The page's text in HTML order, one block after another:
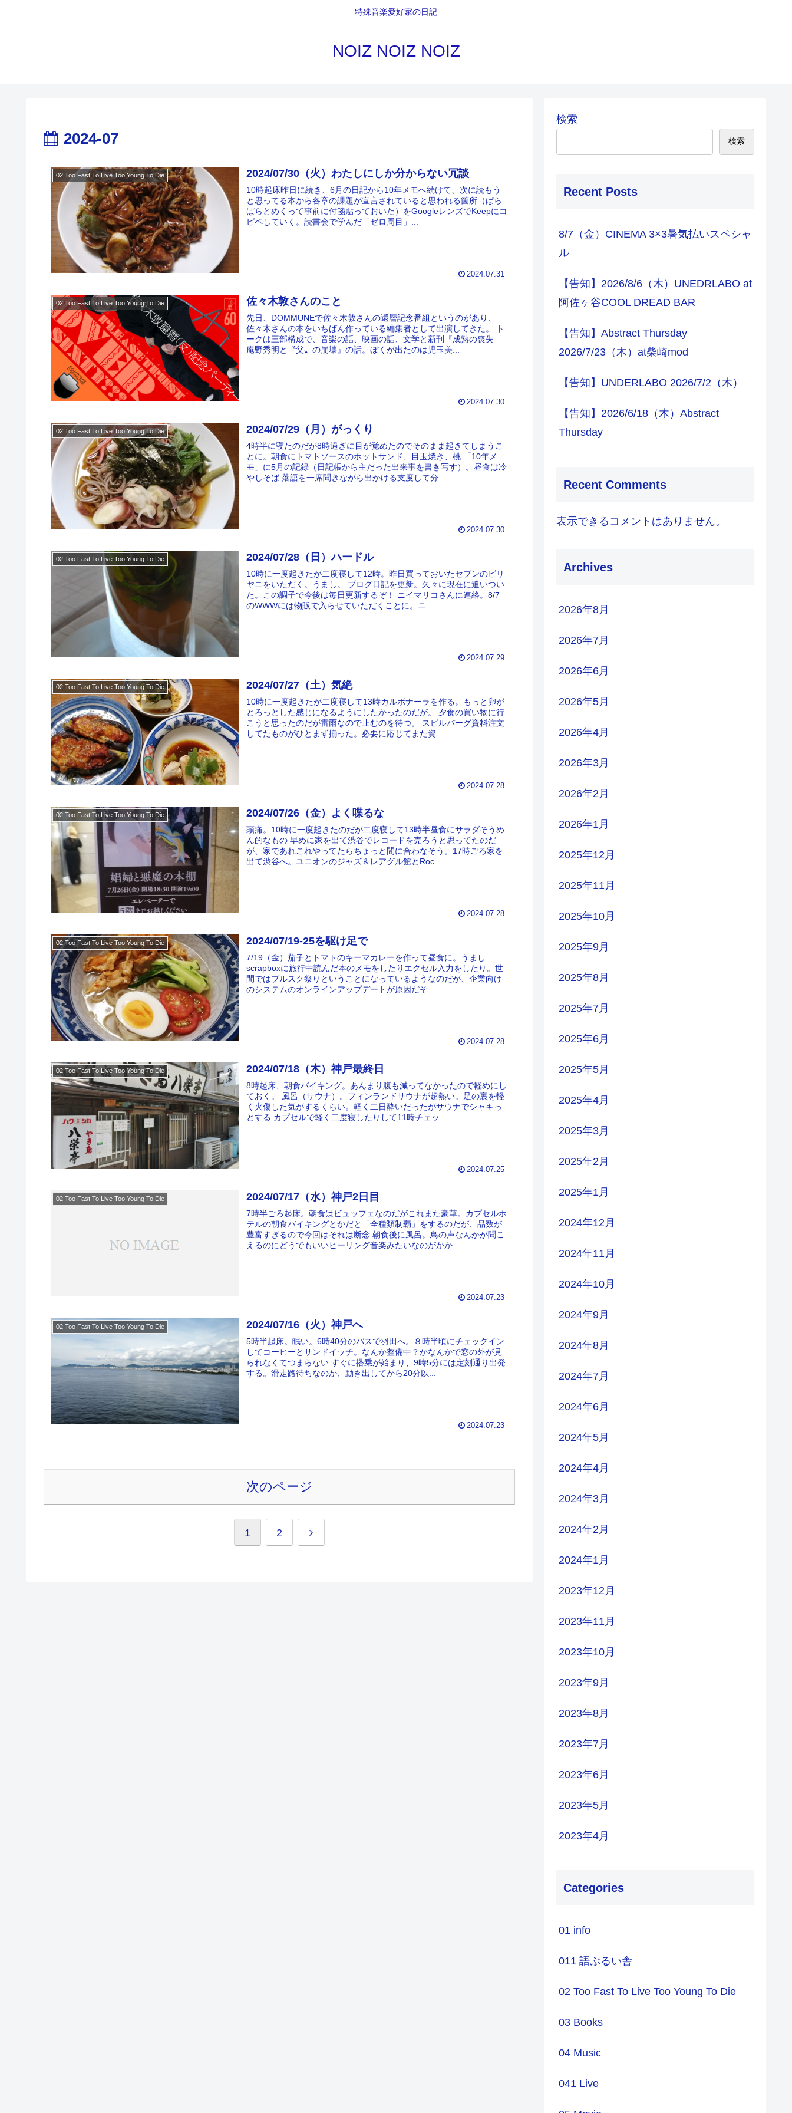
特殊音楽愛好家の日記
NOIZ NOIZ NOIZ
2024-07
02 Too Fast To Live Too Young To Die 2024/07/30（火）わたしにしか分からない冗談
10時起床昨日に続き、6月の日記から10年メモへ続けて、次に読もう
と思ってる本から各章の課題が宣言されていると思われる箇所（ぱら
ぱらとめくって事前に付箋貼っておいた）をGoogleレンズでKeepにコ
ピペしていく。読書会で学んだ「ゼロ周目」...
2024.07.31
02 Too Fast To Live Too Young To Die 佐々木敦さんのこと
先日、DOMMUNEで佐々木敦さんの還暦記念番組というのがあり、
佐々木さんの本をいちばん作っている編集者として出演してきた。 ト
ークは三部構成で、音楽の話、映画の話、文学と新刊『成熟の喪失
庵野秀明と〝父〟の崩壊』の話。ぼくが出たのは児玉美...
2024.07.30
02 Too Fast To Live Too Young To Die 2024/07/29（月）がっくり
4時半に寝たのだが8時過ぎに目が覚めたのでそのまま起きてしまうこ
とに。朝食にトマトソースのホットサンド、目玉焼き、桃 「10年メ
モ」に5月の記録（日記帳から主だった出来事を書き写す）。昼食は冷
やしそば 落語を一席聞きながら出かける支度して分...
2024.07.30
02 Too Fast To Live Too Young To Die 2024/07/28（日）ハードル
10時に一度起きたが二度寝して12時。昨日買っておいたセブンのビリ
ヤニをいただく。うまし。 ブログ日記を更新。久々に現在に追いつい
た。この調子で今後は毎日更新するぞ！ ニイマリコさんに連絡。8/7
のWWWには物販で入らせていただくことに。ニ...
2024.07.29
02 Too Fast To Live Too Young To Die 2024/07/27（土）気絶
10時に一度起きたが二度寝して13時カルボナーラを作る。もっと卵が
とろっとした感じになるようにしたかったのだが。 夕食の買い物に行
こうと思ったのだが雷雨なので止むのを待つ。 スピルバーグ資料注文
してたものがひとまず揃った。必要に応じてまた資...
2024.07.28
02 Too Fast To Live Too Young To Die 2024/07/26（金）よく喋るな
頭痛。10時に一度起きたのだが二度寝して13時半昼食にサラダそうめ
ん的なもの 早めに家を出て渋谷でレコードを売ろうと思ってたのだ
が、家であれこれやってたらちょっと間に合わなそう。17時ごろ家を
出て渋谷へ。ユニオンのジャズ＆レアグル館とRoc...
2024.07.28
02 Too Fast To Live Too Young To Die 2024/07/19-25を駆け足で
7/19（金）茄子とトマトのキーマカレーを作って昼食に。うまし
scrapboxに旅行中読んだ本のメモをしたりエクセル入力をしたり。世
間ではブルスク祭りということになっているようなのだが、企業向け
のシステムのオンラインアップデートが原因だそ...
2024.07.28
02 Too Fast To Live Too Young To Die 2024/07/18（木）神戸最終日
8時起床、朝食バイキング。あんまり腹も減ってなかったので軽めにし
ておく。 風呂（サウナ）。フィンランドサウナが超熱い。足の裏を軽
く火傷した気がするくらい。軽く二日酔いだったがサウナでシャキっ
とする カプセルで軽く二度寝したりして11時チェッ...
2024.07.25
02 Too Fast To Live Too Young To Die 2024/07/17（水）神戸2日目
7時半ごろ起床。朝食はビュッフェなのだがこれまた豪華。カプセルホ
テルの朝食バイキングとかだと「全種類制覇」をするのだが、品数が
豊富すぎるので今回はそれは断念 朝食後に風呂。鳥の声なんかが聞こ
えるのにどうでもいいヒーリング音楽みたいなのがかか...
2024.07.23
02 Too Fast To Live Too Young To Die 2024/07/16（火）神戸へ
5時半起床。眠い。6時40分のバスで羽田へ。８時半頃にチェックイン
してコーヒーとサンドイッチ。なんか整備中？かなんかで窓の外が見
られなくてつまらない すぐに搭乗が始まり、9時5分には定刻通り出発
する。滑走路待ちなのか、動き出してから20分以...
2024.07.23
次のページ
1 2 次
検索
検索
Recent Posts
8/7（金）CINEMA 3×3暑気払いスペシャ
ル
【告知】2026/8/6（木）UNEDRLABO at
阿佐ヶ谷COOL DREAD BAR
【告知】Abstract Thursday
2026/7/23（木）at柴崎mod
【告知】UNDERLABO 2026/7/2（木）
【告知】2026/6/18（木）Abstract
Thursday
Recent Comments
表示できるコメントはありません。
Archives
2026年8月
2026年7月
2026年6月
2026年5月
2026年4月
2026年3月
2026年2月
2026年1月
2025年12月
2025年11月
2025年10月
2025年9月
2025年8月
2025年7月
2025年6月
2025年5月
2025年4月
2025年3月
2025年2月
2025年1月
2024年12月
2024年11月
2024年10月
2024年9月
2024年8月
2024年7月
2024年6月
2024年5月
2024年4月
2024年3月
2024年2月
2024年1月
2023年12月
2023年11月
2023年10月
2023年9月
2023年8月
2023年7月
2023年6月
2023年5月
2023年4月
Categories
01 info
011 語ぶるい舎
02 Too Fast To Live Too Young To Die
03 Books
04 Music
041 Live